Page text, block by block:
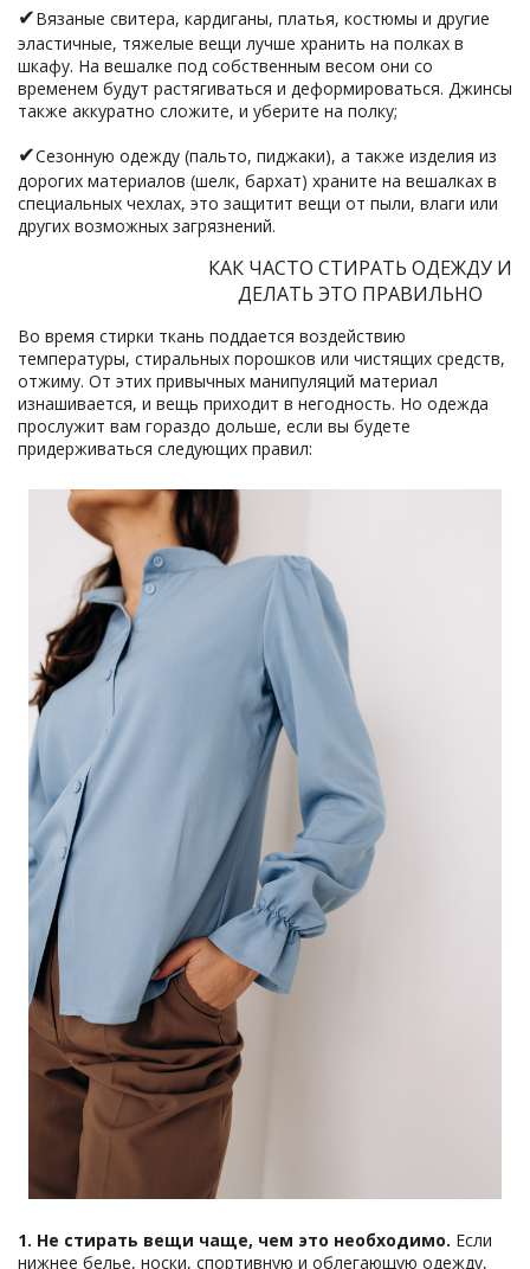
✔Вязаные свитера, кардиганы, платья, костюмы и другие
эластичные, тяжелые вещи лучше хранить на полках в
шкафу. На вешалке под собственным весом они со
временем будут растягиваться и деформироваться. Джинсы
также аккуратно сложите, и уберите на полку;
✔Сезонную одежду (пальто, пиджаки), а также изделия из
дорогих материалов (шелк, бархат) храните на вешалках в
специальных чехлах, это защитит вещи от пыли, влаги или
других возможных загрязнений.
КАК ЧАСТО СТИРАТЬ ОДЕЖДУ И
ДЕЛАТЬ ЭТО ПРАВИЛЬНО
Во время стирки ткань поддается воздействию
температуры, стиральных порошков или чистящих средств,
отжиму. От этих привычных манипуляций материал
изнашивается, и вещь приходит в негодность. Но одежда
прослужит вам гораздо дольше, если вы будете
придерживаться следующих правил:
1. Не стирать вещи чаще, чем это необходимо. Если
нижнее белье, носки, спортивную и облегающую одежду,